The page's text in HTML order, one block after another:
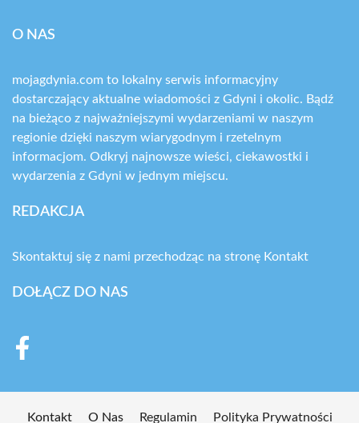
O NAS
mojagdynia.com to lokalny serwis informacyjny
dostarczający aktualne wiadomości z Gdyni i okolic. Bądź
na bieżąco z najważniejszymi wydarzeniami w naszym
regionie dzięki naszym wiarygodnym i rzetelnym
informacjom. Odkryj najnowsze wieści, ciekawostki i
wydarzenia z Gdyni w jednym miejscu.
REDAKCJA
Skontaktuj się z nami przechodząc na stronę Kontakt
DOŁĄCZ DO NAS
Kontakt O Nas Regulamin Polityka Prywatności